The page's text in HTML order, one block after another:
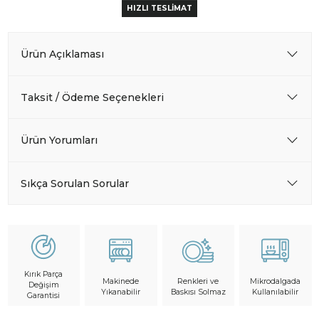
HIZLI TESLİMAT
Ürün Açıklaması
Taksit / Ödeme Seçenekleri
Ürün Yorumları
Sıkça Sorulan Sorular
Kırık Parça
Değişim
Garantisi
Makinede
Yıkanabilir
Renkleri ve
Baskısı Solmaz
Mikrodalgada
Kullanılabilir